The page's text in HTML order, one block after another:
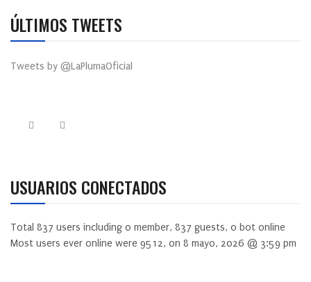
ÚLTIMOS TWEETS
Tweets by @LaPlumaOficial
USUARIOS CONECTADOS
Total 837 users including 0 member, 837 guests, 0 bot online
Most users ever online were 9512, on 8 mayo, 2026 @ 3:59 pm